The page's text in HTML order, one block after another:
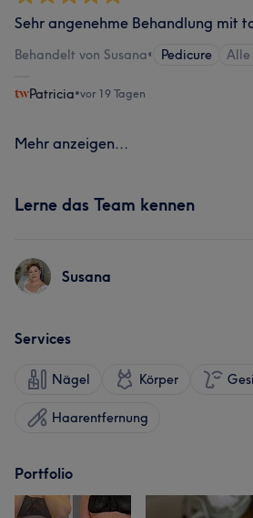
Sehr angenehme Behandlung mit
Behandelt von Susana• Pedicure Alle
Patricia•vor 19 Tagen
Mehr anzeigen...
Lerne das Team kennen
Susana
Services
Nägel Körper
Haarentfernung
Portfolio